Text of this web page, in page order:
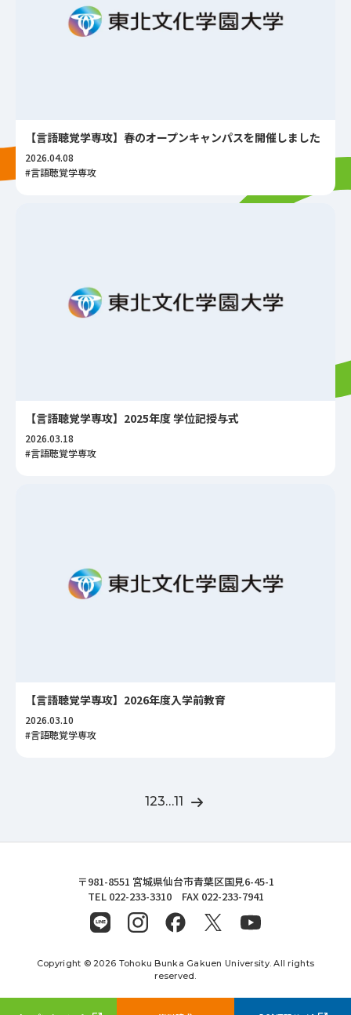
【言語聴覚学専攻】春のオープンキャンパスを開催しました
2026.04.08
#言語聴覚学専攻
【言語聴覚学専攻】2025年度 学位記授与式
2026.03.18
#言語聴覚学専攻
【言語聴覚学専攻】2026年度入学前教育
2026.03.10
#言語聴覚学専攻
123…11
東北文化学園大学
〒981-8551 宮城県仙台市青葉区国見6-45-1
TEL 022-233-3310 FAX 022-233-7941
Copyright © 2026 Tohoku Bunka Gakuen University. All rights
reserved.